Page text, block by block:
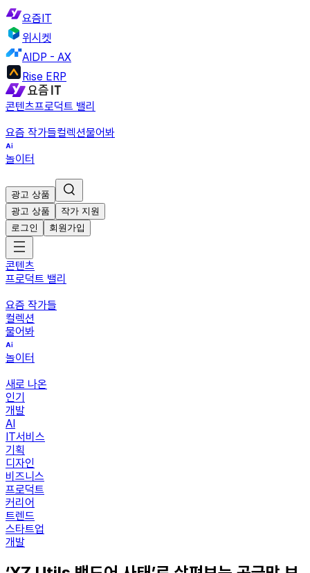
요즘IT
위시켓
AIDP - AX
Rise ERP
콘텐츠프로덕트 밸리
요즘 작가들컬렉션물어봐
놀이터
광고 상품
광고 상품
작가 지원
로그인
회원가입
콘텐츠
프로덕트 밸리
요즘 작가들
컬렉션
물어봐
놀이터
새로 나온
인기
개발
AI
IT서비스
기획
디자인
비즈니스
프로덕트
커리어
트렌드
스타트업
개발